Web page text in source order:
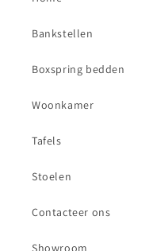
Bankstellen
Boxspring bedden
Woonkamer
Tafels
Stoelen
Contacteer ons
Showroom